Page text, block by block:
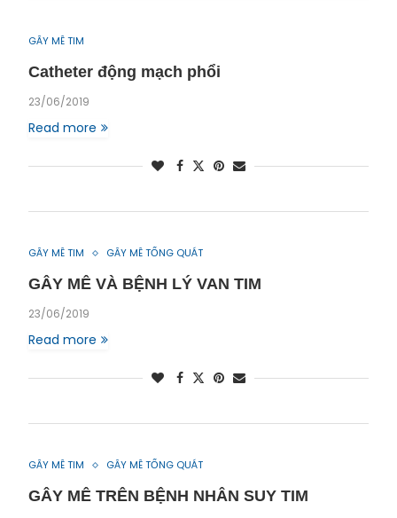
GÂY MÊ TIM
Catheter động mạch phổi
23/06/2019
Read more
GÂY MÊ TIM GÂY MÊ TỔNG QUÁT
GÂY MÊ VÀ BỆNH LÝ VAN TIM
23/06/2019
Read more
GÂY MÊ TIM GÂY MÊ TỔNG QUÁT
GÂY MÊ TRÊN BỆNH NHÂN SUY TIM